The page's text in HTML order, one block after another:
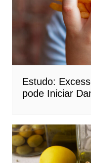
Estudo:
pode Iniciar